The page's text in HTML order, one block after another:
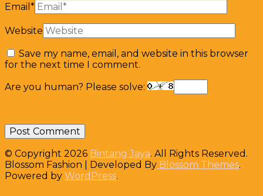
Email *
Website
Save my name, email, and website in this browser
for the next time I comment.
Are you human? Please solve:
© Copyright 2026 Bintang Jaya. All Rights Reserved.
Blossom Fashion | Developed By Blossom Themes.
Powered by WordPress.